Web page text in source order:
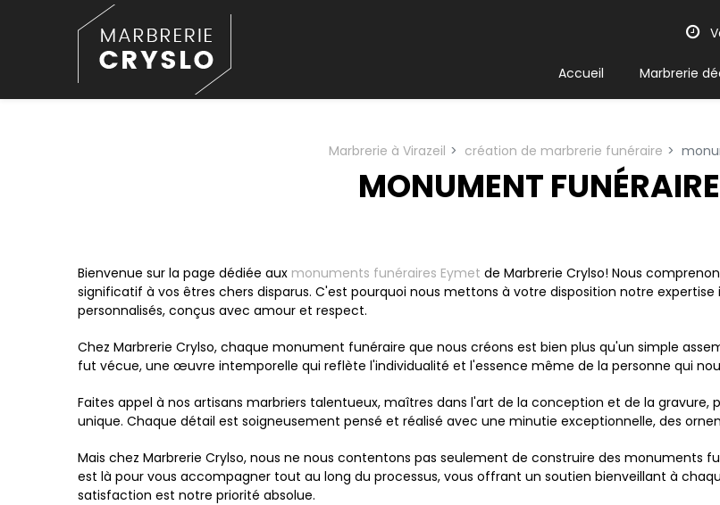
Accueil Marbrerie
Marbrerie à Virazeil création de marbrerie funéraire
MONUMENT
Bienvenue sur la page dédiée aux monuments funéraires Eymet de Marbrerie Crylso! Nous
significatif à vos êtres chers disparus. C'est pourquoi nous mettons à votre disposition notre
personnalisés, conçus avec amour et respect.
Chez Marbrerie Crylso, chaque monument funéraire que nous créons est bien plus qu'un simple
fut vécue, une œuvre intemporelle qui reflète l'individualité et l'essence même de la personne qui
Faites appel à nos artisans marbriers talentueux, maîtres dans l'art de la conception et de la
unique. Chaque détail est soigneusement pensé et réalisé avec une minutie exceptionnelle, des
Mais chez Marbrerie Crylso, nous ne nous contentons pas seulement de construire des monuments
est là pour vous accompagner tout au long du processus, vous offrant un soutien bienveillant à
satisfaction est notre priorité absolue.
Panneau de gestion des cookies